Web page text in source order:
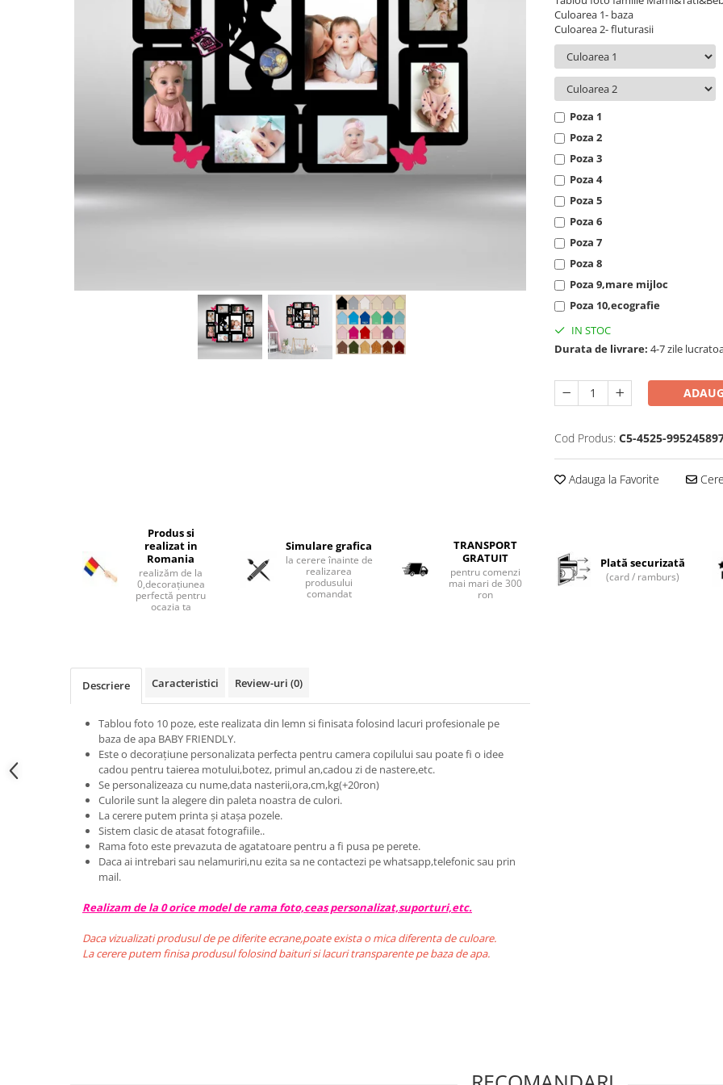
Rame foto pentru ecografie
Rame foto personalizate
Ceasuri cu rama foto
Ceasuri meserii
Ceasuri evenimente
Culoarea 1- baza
Culoarea 2- fluturasii
Poza 1
Poza 2
Poza 3
Poza 4
Poza 5
Poza 6
Poza 7
Poza 8
Poza 9,mare mijloc
Poza 10,ecografie
IN STOC
Durata de livrare: 4-7 zile
Cod Produs: C5-4525-
Adauga la Favorite
Produs si
realizat in
Romania
realizăm de la
0,decorațiunea
perfectă pentru
ocazia ta
Simulare grafica
la cerere înainte de
realizarea
produsului
comandat
TRANSPORT
GRATUIT
pentru comenzi
mai mari de 300
ron
Plată securizată
(card / ramburs)
Descriere Caracteristici Review-uri (0)
Tablou foto 10 poze, este realizata din lemn si finisata folosind lacuri profesionale pe
baza de apa BABY FRIENDLY.
Este o decorațiune personalizata perfecta pentru camera copilului sau poate fi o idee
cadou pentru taierea motului,botez, primul an,cadou zi de nastere,etc.
Se personalizeaza cu nume,data nasterii,ora,cm,kg(+20ron)
Culorile sunt la alegere din paleta noastra de culori.
La cerere putem printa și atașa pozele.
Sistem clasic de atasat fotografiile..
Rama foto este prevazuta de agatatoare pentru a fi pusa pe perete.
Daca ai intrebari sau nelamuriri,nu ezita sa ne contactezi pe whatsapp,telefonic sau prin
mail.
Realizam de la 0 orice model de rama foto,ceas personalizat,suporturi,etc.
Daca vizualizati produsul de pe diferite ecrane,poate exista o mica diferenta de culoare.
La cerere putem finisa produsul folosind baituri si lacuri transparente pe baza de apa.